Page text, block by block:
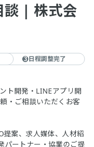
談 | 株式会
3 日程調整完了
ト開発・LINEアプリ開
・ご相談いただくお客
提案、求人媒体、人材紹
パートナー・協業のご提